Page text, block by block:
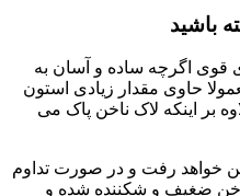
باشید
قوی اگرچه ساده و آسان به
حاوی مقدار زیادی استون
بر اینکه لاک ناخن پاک می
خواهد رفت و در صورت تداوم
ضغیف و شکننده شده و